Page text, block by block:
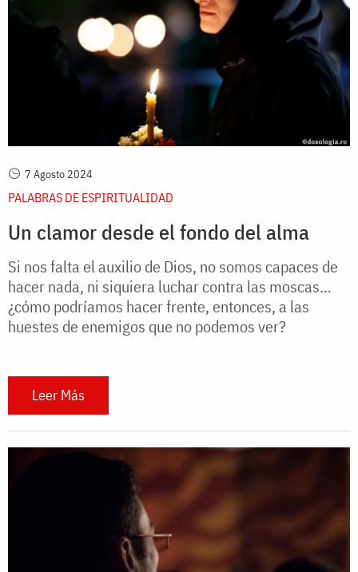
7 Agosto 2024
PALABRAS DE ESPIRITUALIDAD
Un clamor desde el fondo del alma
Si nos falta el auxilio de Dios, no somos capaces de
hacer nada, ni siquiera luchar contra las moscas…
¿cómo podríamos hacer frente, entonces, a las
huestes de enemigos que no podemos ver?
Leer Más